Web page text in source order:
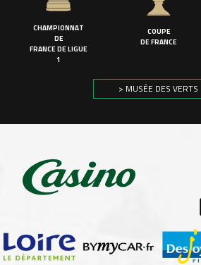
CHAMPIONNAT
DE
FRANCE DE LIGUE
1
COUPE
DE FRANCE
> MUSÉE DES VERTS